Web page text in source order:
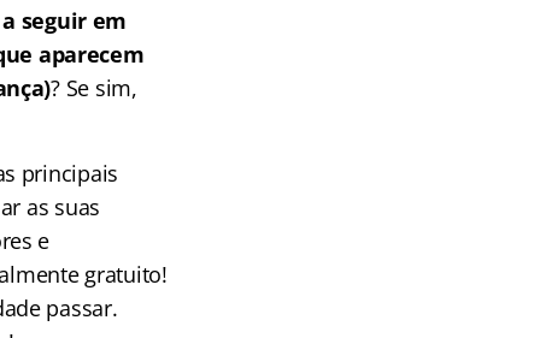
seguir em
aparecem
? Se sim,
principais
as suas
e
gratuito!
passar.